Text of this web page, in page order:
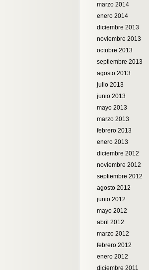
marzo 2014
enero 2014
diciembre 2013
noviembre 2013
octubre 2013
septiembre 2013
agosto 2013
julio 2013
junio 2013
mayo 2013
marzo 2013
febrero 2013
enero 2013
diciembre 2012
noviembre 2012
septiembre 2012
agosto 2012
junio 2012
mayo 2012
abril 2012
marzo 2012
febrero 2012
enero 2012
diciembre 2011